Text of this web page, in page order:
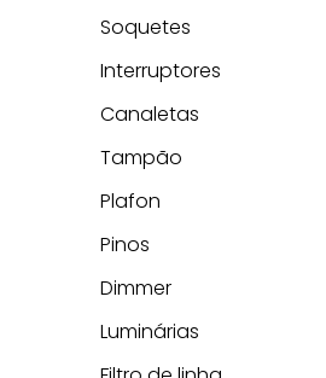
Soquetes
Interruptores
Canaletas
Tampão
Plafon
Pinos
Dimmer
Luminárias